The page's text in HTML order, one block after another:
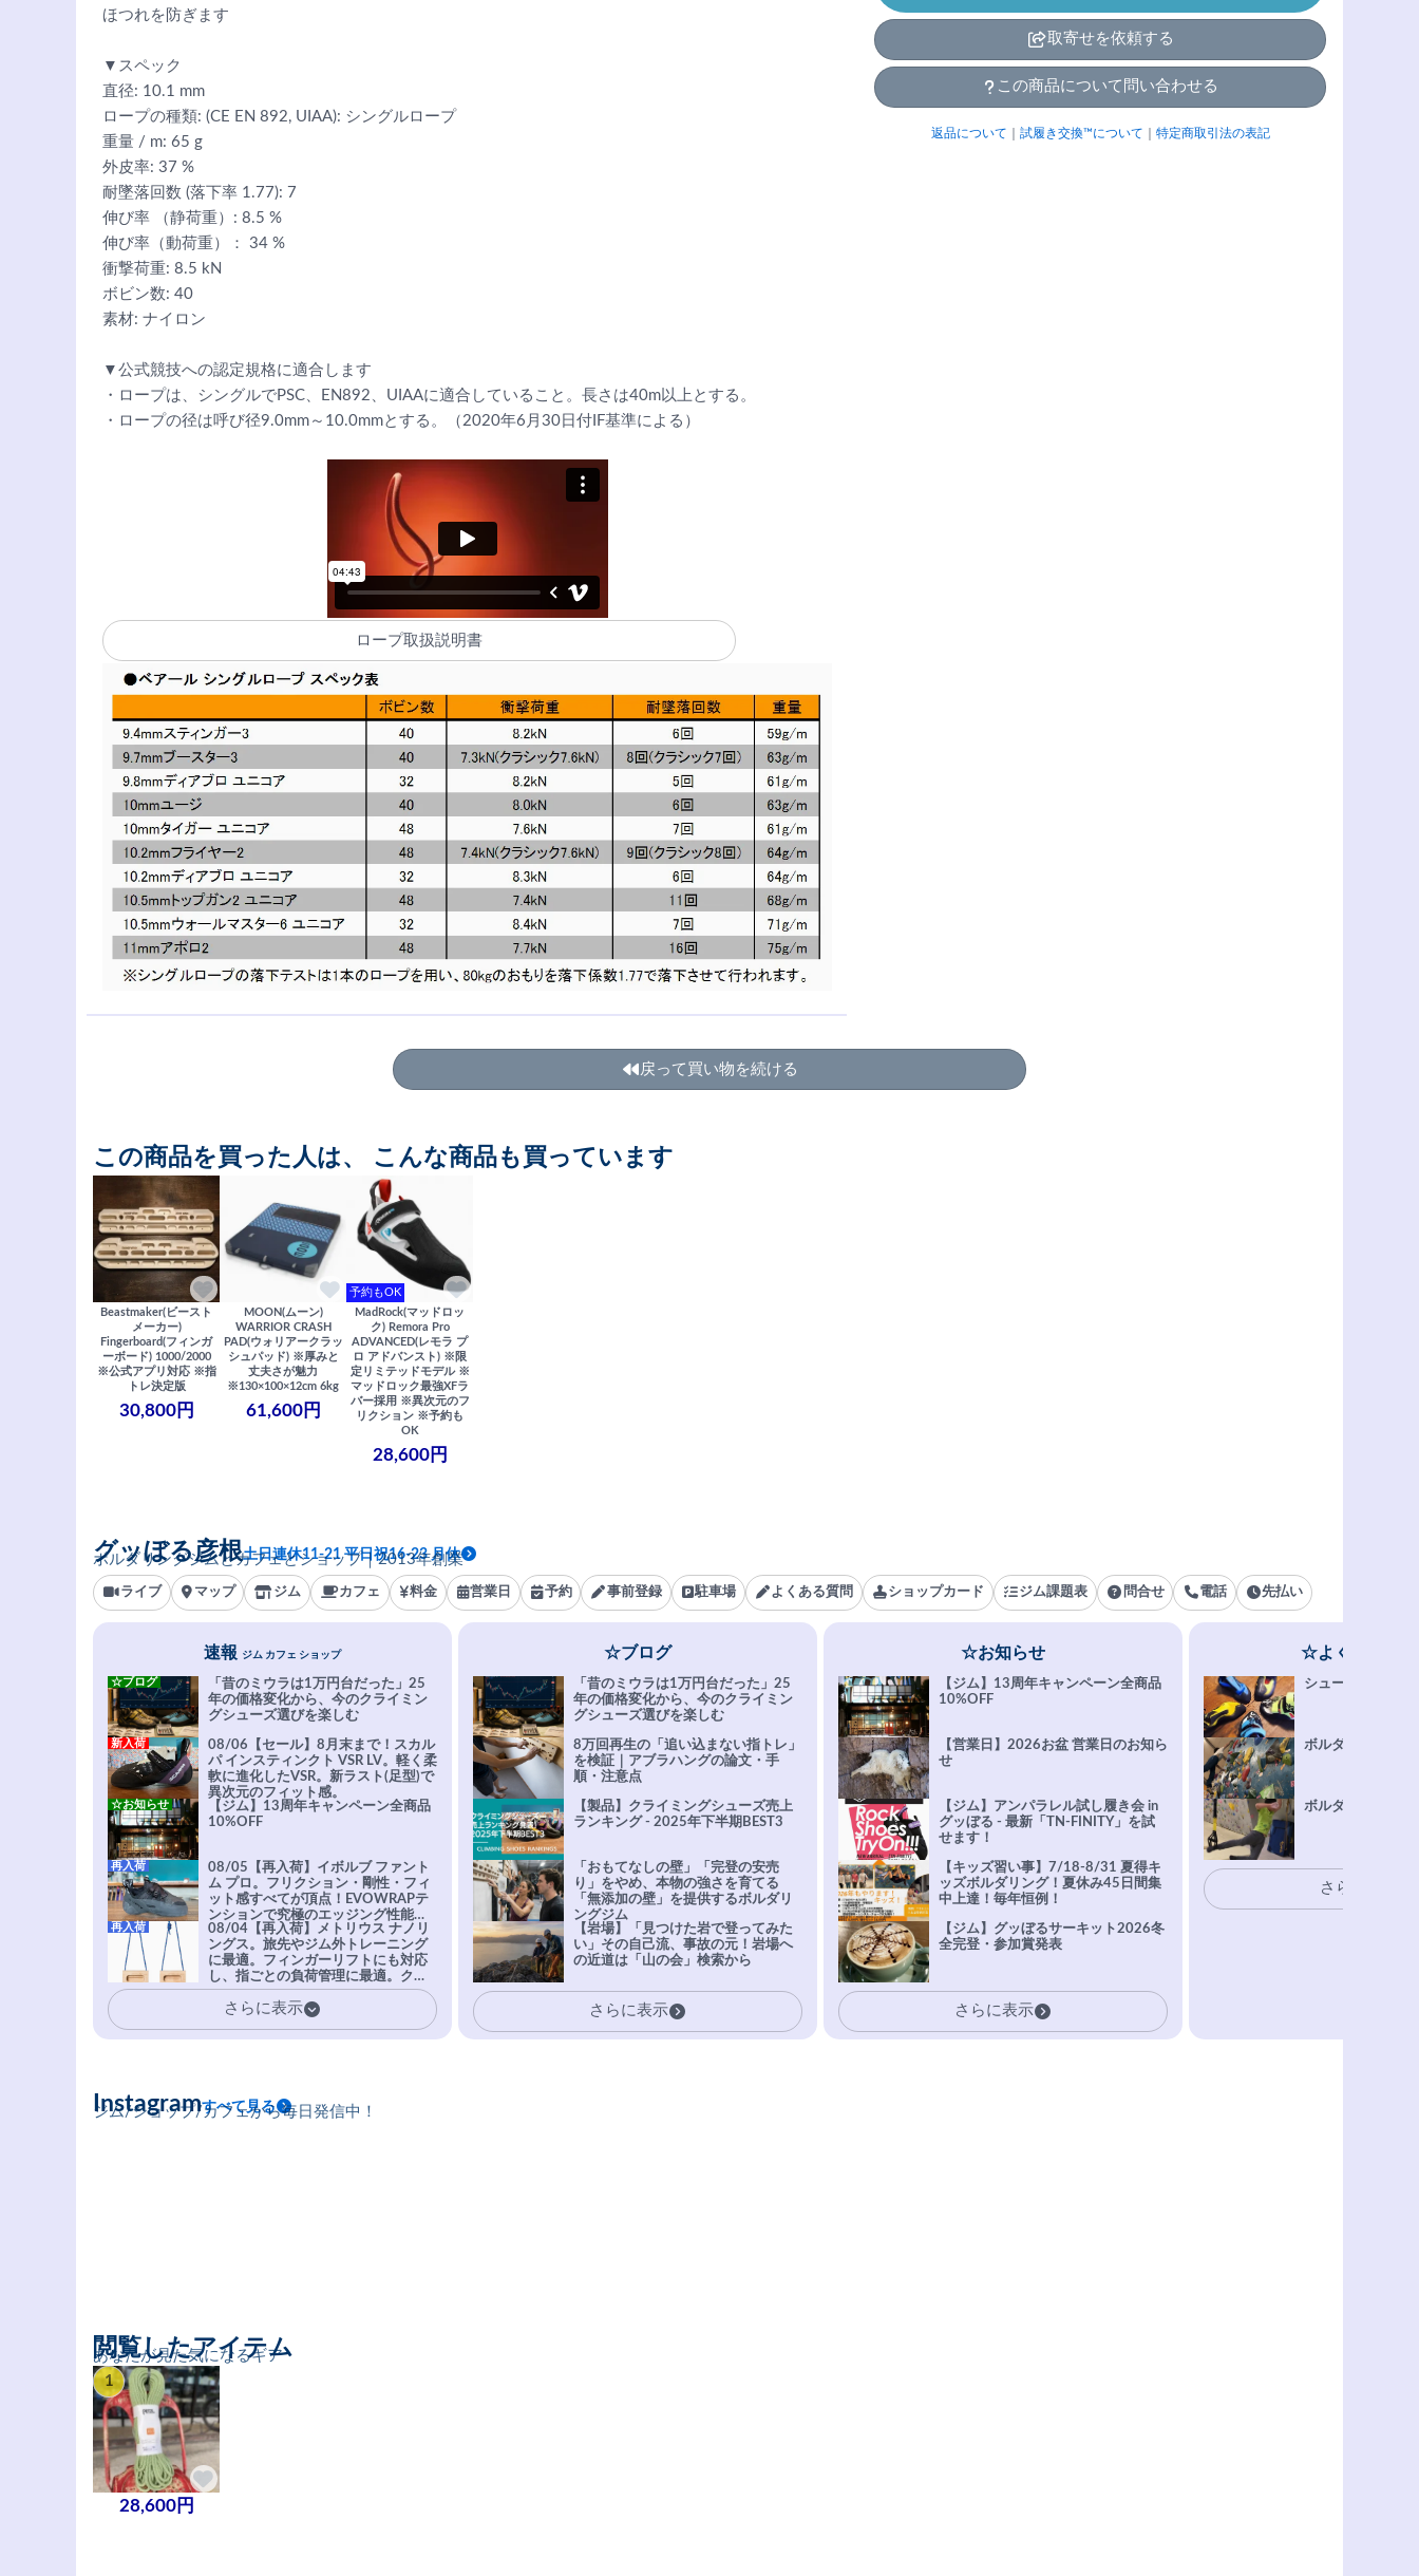
取寄せを依頼する
この商品について問い合わせる
返品について 試履き交換™について 特定商取引法の表記
ほつれを防ぎます
▼スペック
直径: 10.1 mm
ロープの種類: (CE EN 892, UIAA): シングルロープ
重量 / m: 65 g
外皮率: 37 %
耐墜落回数 (落下率 1.77): 7
伸び率 （静荷重）: 8.5 %
伸び率（動荷重）： 34 %
衝撃荷重: 8.5 kN
ボビン数: 40
素材: ナイロン
▼公式競技への認定規格に適合します
・ロープは、シングルでPSC、EN892、UIAAに適合していること。長さは40m以上とする。
・ロープの径は呼び径9.0mm～10.0mmとする。（2020年6月30日付IF基準による）
ロープ取扱説明書
戻って買い物を続ける
この商品を買った人は、 こんな商品も買っています
Beastmaker(ビースト
メーカー)
Fingerboard(フィンガ
ーボード) 1000/2000
※公式アプリ対応 ※指
トレ決定版
30,800円
MOON(ムーン)
WARRIOR CRASH
PAD(ウォリアークラッ
シュパッド) ※厚みと
丈夫さが魅力
※130×100×12cm 6kg
61,600円
予約もOK
MadRock(マッドロッ
ク) Remora Pro
ADVANCED(レモラ プ
ロ アドバンスト) ※限
定リミテッドモデル ※
マッドロック最強XFラ
バー採用 ※異次元のフ
リクション ※予約も
OK
28,600円
ボルダリングジムとカフェとショップ｜2013年創業
グッぼる彦根土日連休11-21 平日祝16-23 月休
ライブ マップ ジム カフェ 料金 営業日 予約 事前登録 駐車場 よくある質問 ショップカード ジム課題表 問合せ 電話 先払い
速報 ジム カフェ ショップ
「昔のミウラは1万円台だった」25
年の価格変化から、今のクライミン
グシューズ選びを楽しむ
☆ブログ
08/06【セール】8月末まで！スカル
パ インスティンクト VSR LV。軽く柔
軟に進化したVSR。新ラスト(足型)で
異次元のフィット感。
新入荷
【ジム】13周年キャンペーン全商品
10%OFF
☆お知らせ
08/05【再入荷】イボルブ ファント
ム プロ。フリクション・剛性・フィ
ット感すべてが頂点！EVOWRAPテ
ンションで究極のエッジング性能を
実現。進化系ラバーEvo-74はTRAX
を凌駕する粘着力で極小ホールドに
安心感。
再入荷
08/04【再入荷】メトリウス ナノリ
ングス。旅先やジム外トレーニング
に最適。フィンガーリフトにも対応
し、指ごとの負荷管理に最適。クラ
イマーの指を本気で鍛えるギア。
再入荷
さらに表示
☆ブログ
「昔のミウラは1万円台だった」25
年の価格変化から、今のクライミン
グシューズ選びを楽しむ
8万回再生の「追い込まない指トレ」
を検証｜アブラハングの論文・手
順・注意点
【製品】クライミングシューズ売上
ランキング - 2025年下半期BEST3
「おもてなしの壁」「完登の安売
り」をやめ、本物の強さを育てる
「無添加の壁」を提供するボルダリ
ングジム
【岩場】「見つけた岩で登ってみた
い」その自己流、事故の元！岩場へ
の近道は「山の会」検索から
さらに表示
☆お知らせ
【ジム】13周年キャンペーン全商品
10%OFF
【営業日】2026お盆 営業日のお知ら
せ
【ジム】アンパラレル試し履き会 in
グッぼる - 最新「TN-FINITY」を試
せます！
【キッズ習い事】7/18-8/31 夏得キ
ッズボルダリング！夏休み45日間集
中上達！毎年恒例！
【ジム】グッぼるサーキット2026冬
全完登・参加賞発表
さらに表示
☆よくある質
シューズ選びFAQ
ボルダリング上達
ボルダリングトレ
さらに表示
ジム/ショップ/カフェから毎日発信中！
Instagramすべて見る
あなたが見た気になるギア
閲覧したアイテム
1
28,600円